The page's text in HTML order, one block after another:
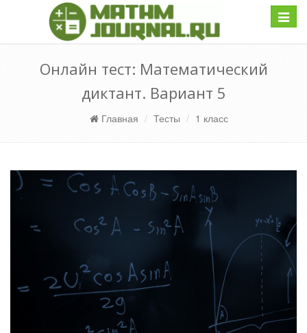
Онлайн тест: Математический
диктант. Вариант 5
Главная Тесты 1 класс